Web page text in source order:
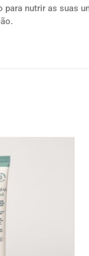
para nutrir as suas